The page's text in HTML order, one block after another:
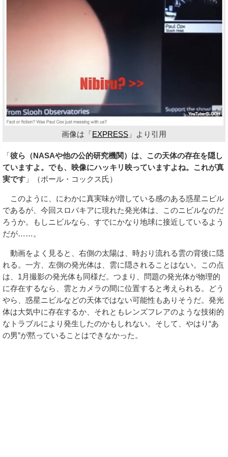
画像は「EXPRESS 」より引用
「彼ら（NASAや他の公的研究機関）は、この天体の存在を隠し
ていますよ。でも、映像にハッキリ映っていますよね。これが真
実です 」（ポール・コックス氏）
このように、にわかに真実味が増している感のある惑星ニビル
であるが、今回スロバキアに現れた発光体は、このニビルなのだ
ろうか。もしニビルなら、すでにかなり地球に接近しているよう
だが……。
動画をよく見ると、右側の太陽は、時おり流れる雲の背後に隠
れる。一方、左側の発光体は、雲に隠されることはない。この点
は、1月撮影の発光体も同様だ。つまり、問題の発光体が物理的
に存在するなら、雲とカメラの間に位置すると考えられる。どう
やら、惑星ニビルなどの天体ではない可能性もありそうだ。発光
体は大気中に存在するか、それともレンズフレアのような技術的
なトラブルにより発生したのかもしれない。そして、やはり“あ
の男”が黙っていることはできなかった。